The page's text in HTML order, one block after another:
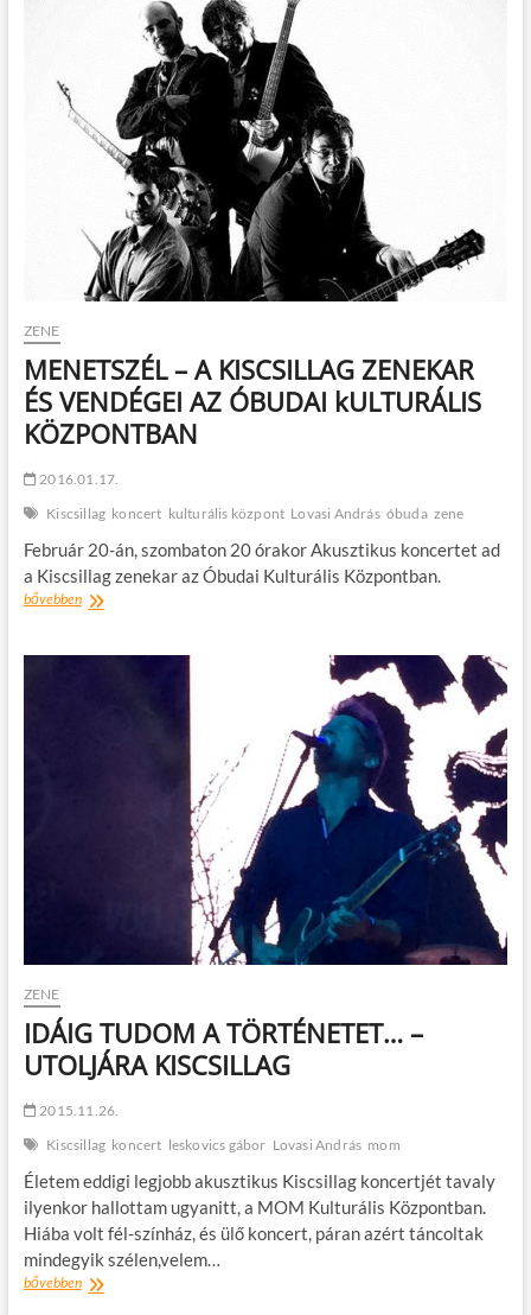
Borfesztiválon!
ZENE
MENETSZÉL – A KISCSILLAG ZENEKAR
ÉS VENDÉGEI AZ ÓBUDAI kULTURÁLIS
KÖZPONTBAN
2016.01.17.
Kiscsillag koncert kulturális központ Lovasi András óbuda zene
Február 20-án, szombaton 20 órakor Akusztikus koncertet ad
a Kiscsillag zenekar az Óbudai Kulturális Központban.
bővebbenMENETSZÉL
KISCSILLAG
ZENE
IDÁIG TUDOM A TÖRTÉNETET… –
UTOLJÁRA KISCSILLAG
2015.11.26.
Kiscsillag koncert leskovics gábor Lovasi András mom
Életem eddigi legjobb akusztikus Kiscsillag koncertjét tavaly
ilyenkor hallottam ugyanitt, a MOM Kulturális Központban.
Hiába volt fél-színház, és ülő koncert, páran azért táncoltak
mindegyik szélen,velem…
bővebbenIDÁIG